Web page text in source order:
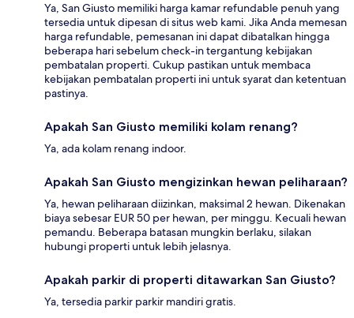
Ya, San Giusto memiliki harga kamar refundable penuh yang
tersedia untuk dipesan di situs web kami. Jika Anda memesan
harga refundable, pemesanan ini dapat dibatalkan hingga
beberapa hari sebelum check-in tergantung kebijakan
pembatalan properti. Cukup pastikan untuk membaca
kebijakan pembatalan properti ini untuk syarat dan ketentuan
pastinya.
Apakah San Giusto memiliki kolam renang?
Ya, ada kolam renang indoor.
Apakah San Giusto mengizinkan hewan peliharaan?
Ya, hewan peliharaan diizinkan, maksimal 2 hewan. Dikenakan
biaya sebesar EUR 50 per hewan, per minggu. Kecuali hewan
pemandu. Beberapa batasan mungkin berlaku, silakan
hubungi properti untuk lebih jelasnya.
Apakah parkir di properti ditawarkan San Giusto?
Ya, tersedia parkir parkir mandiri gratis.